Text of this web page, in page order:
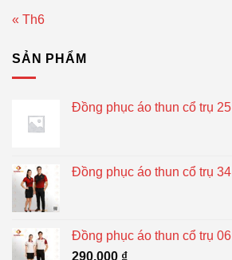
« Th6
SẢN PHẨM
Đồng phục áo thun cổ trụ 25
Đồng phục áo thun cổ trụ 34
Đồng phục áo thun cổ trụ 06
290.000 ₫